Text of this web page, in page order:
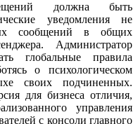
должна быть
уведомления не
сообщений в общих
Администратор
глобальные правила
о психологическом
своих подчиненных.
для бизнеса отличия,
управления
с консоли главного